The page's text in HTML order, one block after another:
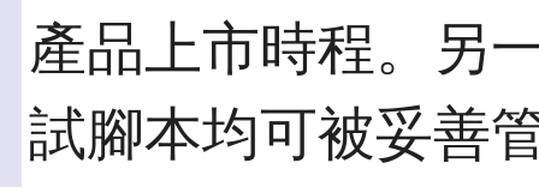
產品上市時程。另
試腳本均可被妥善